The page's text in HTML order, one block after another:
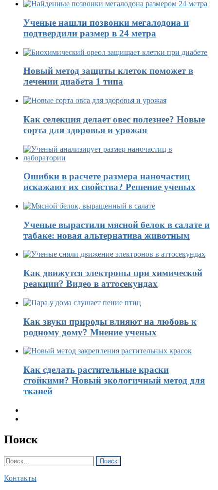
Ученые нашли позвонки мегалодона и
подтвердили размер в 24 метра
Новый метод защиты клеток поможет в
лечении диабета 1 типа
Как селекция делает овес полезнее? Новые
сорта для здоровья и урожая
Ошибки в расчете размера наночастиц
искажают их свойства? Решение ученых
Ученые вырастили мясной белок в салате и
табаке: новая альтернатива животным
Как движутся электроны при химической
реакции? Видео в аттосекундах
Как звуки природы влияют на любовь к
родному дому? Мнение ученых
Как сделать растительные краски
стойкими? Новый экологичный метод для
тканей
Поиск
Найти:
Контакты